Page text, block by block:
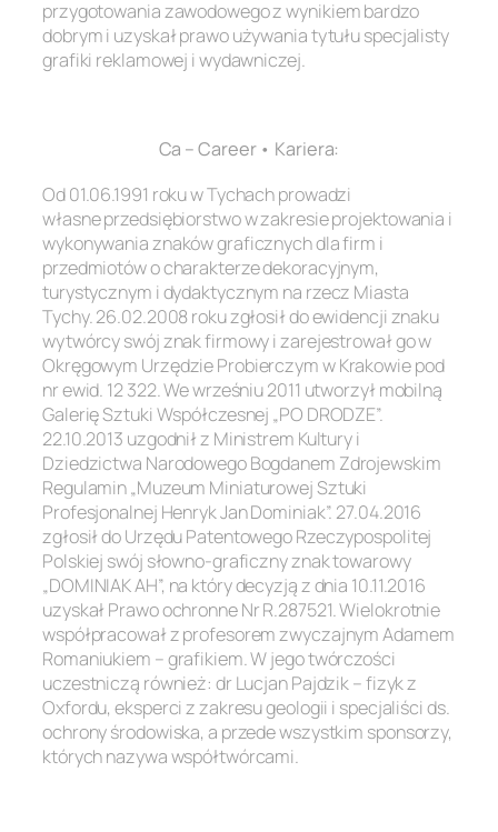
przygotowania zawodowego z wynikiem bardzo
dobrym i uzyskał prawo używania tytułu specjalisty
grafiki reklamowej i wydawniczej.
Ca – Career • Kariera:
Od 01.06.1991 roku w Tychach prowadzi
własne przedsiębiorstwo w zakresie projektowania i
wykonywania znaków graficznych dla firm i
przedmiotów o charakterze dekoracyjnym,
turystycznym i dydaktycznym na rzecz Miasta
Tychy. 26.02.2008 roku zgłosił do ewidencji znaku
wytwórcy swój znak firmowy i zarejestrował go w
Okręgowym Urzędzie Probierczym w Krakowie pod
nr ewid. 12 322. We wrześniu 2011 utworzył mobilną
Galerię Sztuki Współczesnej „PO DRODZE”.
22.10.2013 uzgodnił z Ministrem Kultury i
Dziedzictwa Narodowego Bogdanem Zdrojewskim
Regulamin „Muzeum Miniaturowej Sztuki
Profesjonalnej Henryk Jan Dominiak”. 27.04.2016
zgłosił do Urzędu Patentowego Rzeczypospolitej
Polskiej swój słowno-graficzny znak towarowy
„DOMINIAK AH”, na który decyzją z dnia 10.11.2016
uzyskał Prawo ochronne Nr R.287521. Wielokrotnie
współpracował z profesorem zwyczajnym Adamem
Romaniukiem – grafikiem. W jego twórczości
uczestniczą również: dr Lucjan Pajdzik – fizyk z
Oxfordu, eksperci z zakresu geologii i specjaliści ds.
ochrony środowiska, a przede wszystkim sponsorzy,
których nazywa współtwórcami.